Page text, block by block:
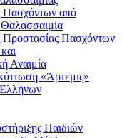
Πασχόντων από
Προστασίας Πασχόντων
Αναιμία
«Άρτεμις»
Παιδιών